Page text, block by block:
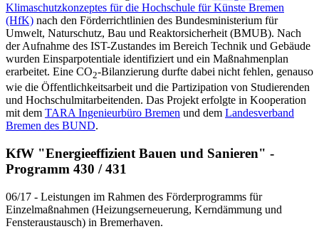
Klimaschutzkonzeptes für die Hochschule für Künste Bremen
(HfK) nach den Förderrichtlinien des Bundesministerium für
Umwelt, Naturschutz, Bau und Reaktorsicherheit (BMUB). Nach
der Aufnahme des IST-Zustandes im Bereich Technik und Gebäude
wurden Einsparpotentiale identifiziert und ein Maßnahmenplan
erarbeitet. Eine CO2-Bilanzierung durfte dabei nicht fehlen, genauso
wie die Öffentlichkeitsarbeit und die Partizipation von Studierenden
und Hochschulmitarbeitenden. Das Projekt erfolgte in Kooperation
mit dem TARA Ingenieurbüro Bremen und dem Landesverband
Bremen des BUND.
KfW "Energieeffizient Bauen und Sanieren" -
Programm 430 / 431
06/17 - Leistungen im Rahmen des Förderprogramms für
Einzelmaßnahmen (Heizungserneuerung, Kerndämmung und
Fensteraustausch) in Bremerhaven.